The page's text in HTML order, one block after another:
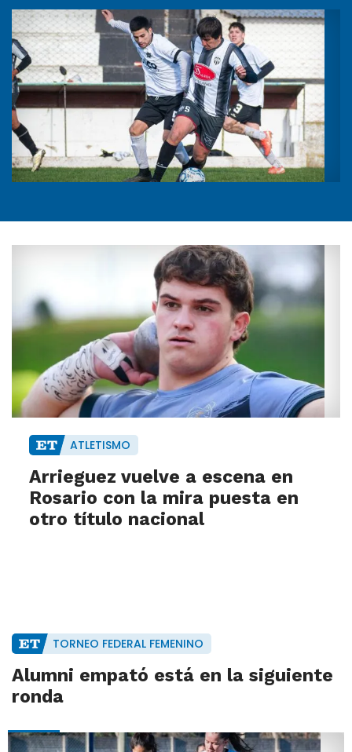
ATLETISMO
Arrieguez vuelve a escena en
Rosario con la mira puesta en
otro título nacional
TORNEO FEDERAL FEMENINO
Alumni empató está en la siguiente
ronda